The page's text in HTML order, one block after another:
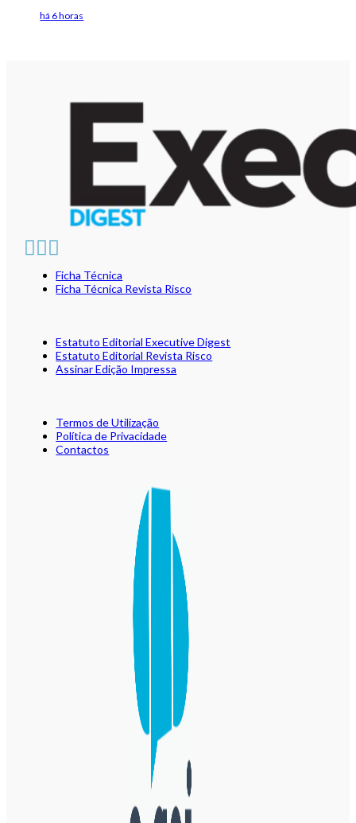
há 6 horas
Ficha Técnica
Ficha Técnica Revista Risco
Estatuto Editorial Executive Digest
Estatuto Editorial Revista Risco
Assinar Edição Impressa
Termos de Utilização
Política de Privacidade
Contactos